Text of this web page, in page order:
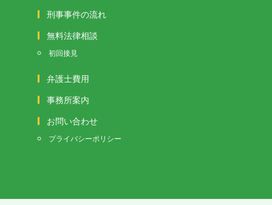
刑事事件の流れ
無料法律相談
初回接見
弁護士費用
事務所案内
お問い合わせ
プライバシーポリシー